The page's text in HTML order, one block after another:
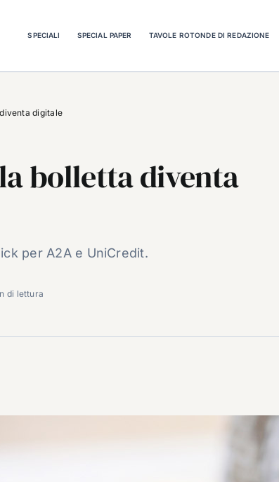
SPECIALI SPECIAL PAPER TAVOLE ROTONDE DI REDAZIONE
digitale
bolletta diventa
per A2A e UniCredit.
di lettura